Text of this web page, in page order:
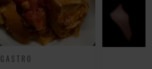
GASTRO